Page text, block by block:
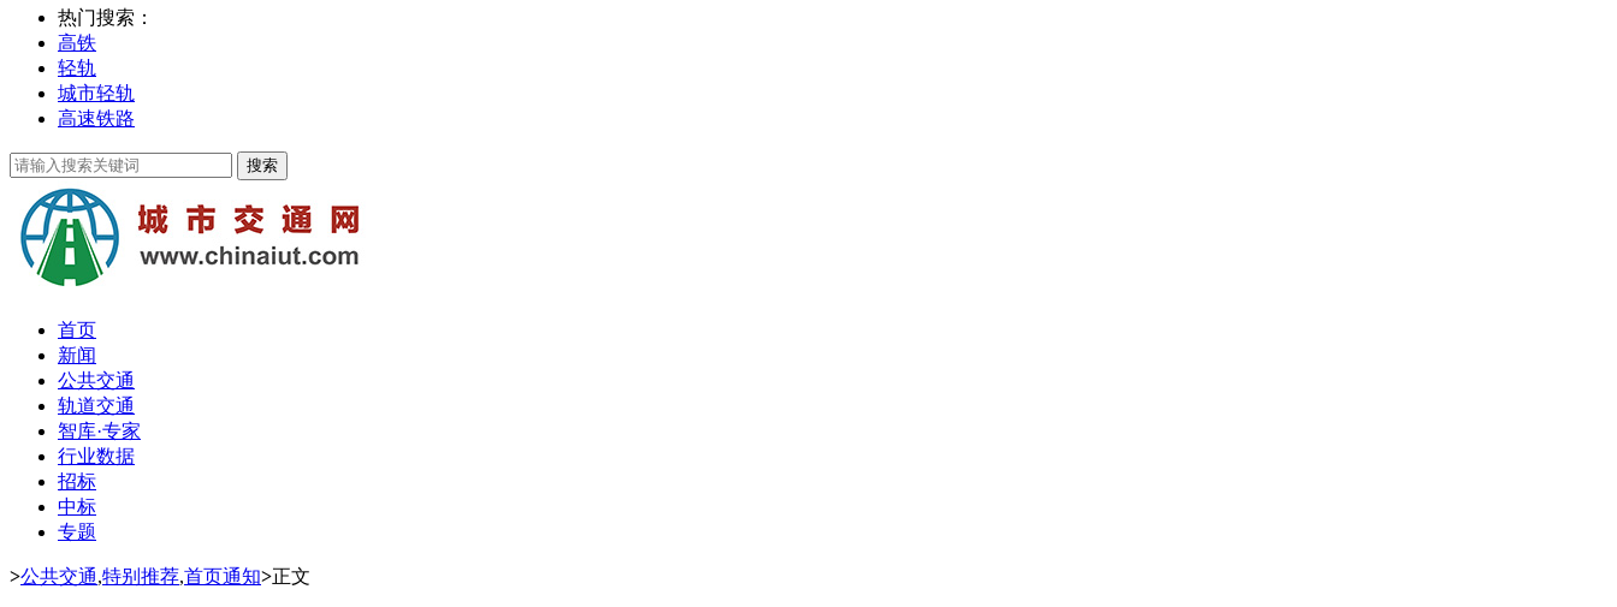
热门搜索：
高铁
轻轨
城市轻轨
高速铁路
首页
新闻
公共交通
轨道交通
智库·专家
行业数据
招标
中标
专题
>公共交通,特别推荐,首页通知>正文